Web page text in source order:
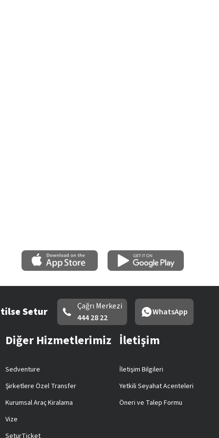
Setur
Çağrı Merkezi
444 28 22
WhatsApp
Diğer Hizmetlerimiz
Sedventure
Şirketlere Özel Transfer
Kurumsal Araç Kiralama
Vize
İletişim
İletişim Bilgileri
Yetkili Seyahat Acenteleri
Öneri ve Talep Formu